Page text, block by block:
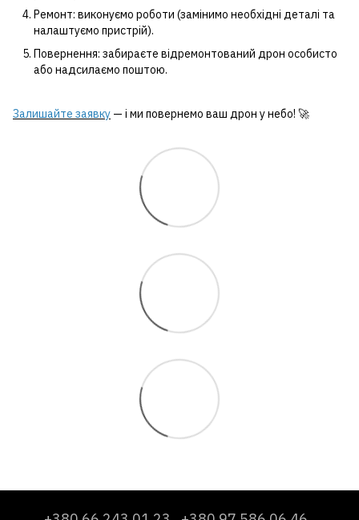
Ремонт: виконуємо роботи (замінимо необхідні деталі та
налаштуємо пристрій).
Повернення: забираєте відремонтований дрон особисто
або надсилаємо поштою.
Залишайте заявку — і ми повернемо ваш дрон у небо! 🚀